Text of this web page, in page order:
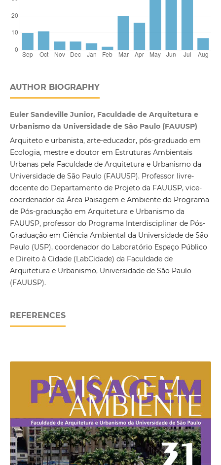
AUTHOR BIOGRAPHY
Euler Sandeville Junior, Faculdade de Arquitetura e
Urbanismo da Universidade de São Paulo (FAUUSP)
Arquiteto e urbanista, arte-educador, pós-graduado em
Ecologia, mestre e doutor em Estruturas Ambientais
Urbanas pela Faculdade de Arquitetura e Urbanismo da
Universidade de São Paulo (FAUUSP). Professor livre-
docente do Departamento de Projeto da FAUUSP, vice-
coordenador da Área Paisagem e Ambiente do Programa
de Pós-graduação em Arquitetura e Urbanismo da
FAUUSP, professor do Programa Interdisciplinar de Pós-
Graduação em Ciência Ambiental da Universidade de São
Paulo (USP), coordenador do Laboratório Espaço Público
e Direito à Cidade (LabCidade) da Faculdade de
Arquitetura e Urbanismo, Universidade de São Paulo
(FAUUSP).
REFERENCES